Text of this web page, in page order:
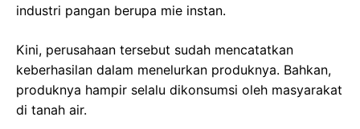
industri pangan berupa mie instan.
Kini, perusahaan tersebut sudah mencatatkan
keberhasilan dalam menelurkan produknya. Bahkan,
produknya hampir selalu dikonsumsi oleh masyarakat
di tanah air.